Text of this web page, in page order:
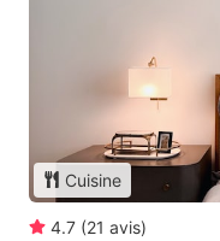
Cuisine
4.7 (21 avis)